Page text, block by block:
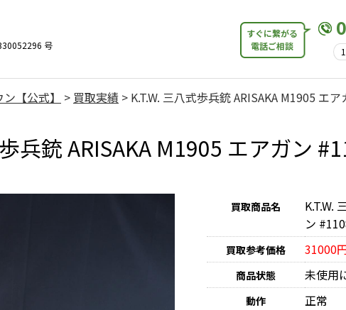
号
すぐに繋がる
電話ご相談
【公式】 > 買取実績 > K.T.W. 三八式歩兵銃 ARISAKA M1905 エ
兵銃 ARISAKA M1905 エアガン
買取商品名
K.T.W.
ン
買取参考価格 31000
商品状態 未使用
動作 正常